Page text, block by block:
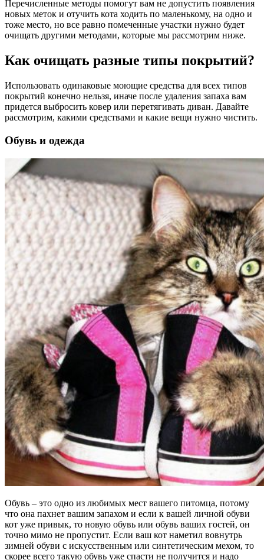
Перечисленные методы помогут вам не допустить появления
новых меток и отучить кота ходить по маленькому, на одно и
тоже место, но все равно помеченные участки нужно будет
очищать другими методами, которые мы рассмотрим ниже.
Как очищать разные типы покрытий?
Использовать одинаковые моющие средства для всех типов
покрытий конечно нельзя, иначе после удаления запаха вам
придется выбросить ковер или перетягивать диван. Давайте
рассмотрим, какими средствами и какие вещи нужно чистить.
Обувь и одежда
Обувь – это одно из любимых мест вашего питомца, потому
что она пахнет вашим запахом и если к вашей личной обуви
кот уже привык, то новую обувь или обувь ваших гостей, он
точно мимо не пропустит. Если ваш кот наметил вовнутрь
зимней обуви с искусственным или синтетическим мехом, то
скорее всего такую обувь уже спасти не получится и надо